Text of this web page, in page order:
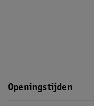
Openingstijden